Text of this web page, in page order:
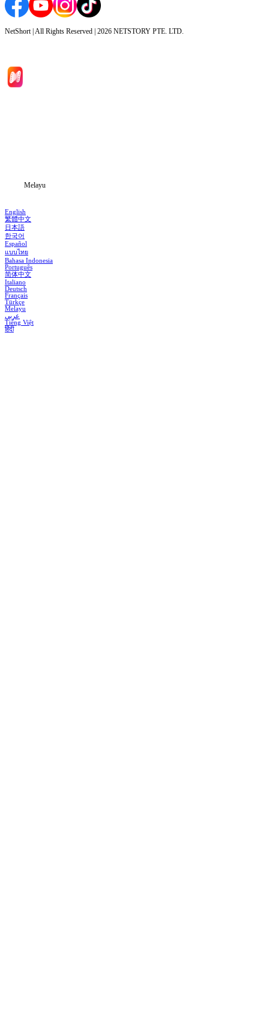
NetShort | All Rights Reserved | 2026 NETSTORY PTE. LTD.
Melayu
English
繁體中文
日本語
한국어
Español
แบบไทย
Bahasa Indonesia
Português
简体中文
Italiano
Deutsch
Français
Türkçe
Melayu
عربي
Tiếng Việt
हिंदी